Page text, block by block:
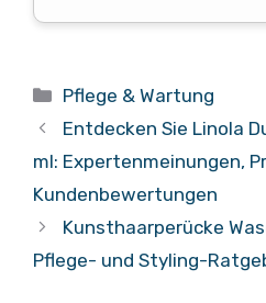
Kategorien
Pflege & Wartung
Entdecken Sie Linola
ml: Expertenmeinungen,
Kundenbewertungen
Kunsthaarperücke
Pflege- und Styling-